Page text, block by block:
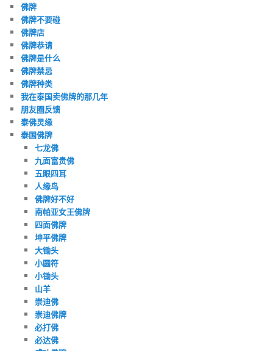
佛牌
佛牌不要碰
佛牌店
佛牌恭请
佛牌是什么
佛牌禁忌
佛牌种类
我在泰国卖佛牌的那几年
朋友圈反馈
泰佛灵缘
泰国佛牌
七龙佛
九面富贵佛
五眼四耳
人缘鸟
佛牌好不好
南帕亚女王佛牌
四面佛牌
坤平佛牌
大锄头
小圆符
小锄头
山羊
崇迪佛
崇迪佛牌
必打佛
必达佛